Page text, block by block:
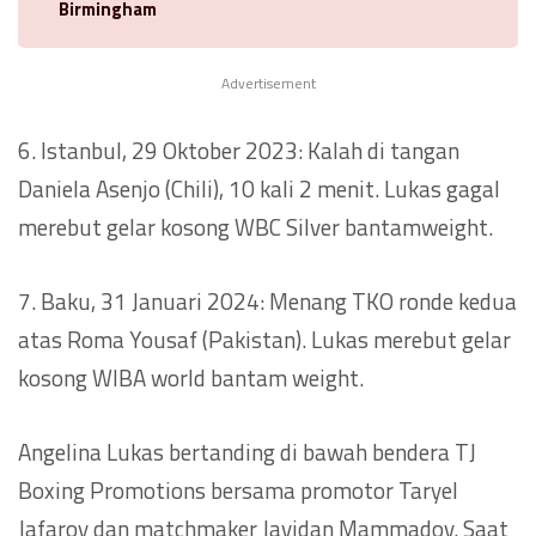
Birmingham
Advertisement
6. Istanbul, 29 Oktober 2023: Kalah di tangan
Daniela Asenjo (Chili), 10 kali 2 menit. Lukas gagal
merebut gelar kosong WBC Silver bantamweight.
7. Baku, 31 Januari 2024: Menang TKO ronde kedua
atas Roma Yousaf (Pakistan). Lukas merebut gelar
kosong WIBA world bantam weight.
Angelina Lukas bertanding di bawah bendera TJ
Boxing Promotions bersama promotor Taryel
Jafaroy dan matchmaker Javidan Mammadov. Saat